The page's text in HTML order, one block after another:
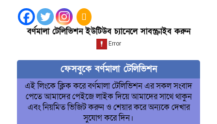
বর্ণমালা টেলিভিশন ইউটিউব চ্যানেলে সাবস্ক্রাইব করুন
ফেসবুকে বর্ণমালা টেলিভিশন
এই লিংকে ক্লিক করে বর্ণমালা টেলিভিশন এর সকল সংবাদ
পেতে আমাদের পেইজে লাইক দিয়ে আমাদের সাথে থাকুন
এবং নিয়মিত ভিজিট করুন ও শেয়ার করে অন্যকে দেখার
সুযোগ করে দিন।